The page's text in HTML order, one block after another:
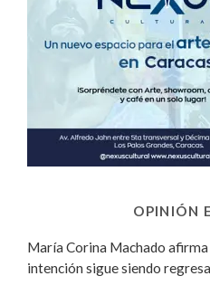
OPINIÓN
María Corina Machado afirma
intención sigue siendo